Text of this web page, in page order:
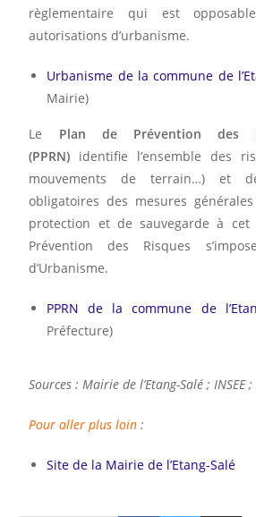
règlementaire qui est
autorisations d’urbanisme.
Urbanisme de la commune de
Mairie)
Le Plan de Prévention des
(PPRN) identifie l’ensemble des
mouvements de terrain…) et
obligatoires des mesures
protection et de sauvegarde à cet
Prévention des Risques
d’Urbanisme.
PPRN de la commune de
Préfecture)
Sources : Mairie de l’Etang-Salé ; INSEE
Pour aller plus loin :
Site de la Mairie de l’Etang-Salé